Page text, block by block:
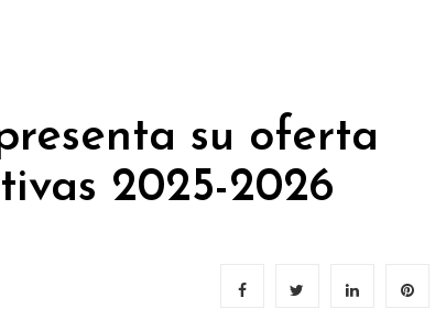
su oferta
2025-2026